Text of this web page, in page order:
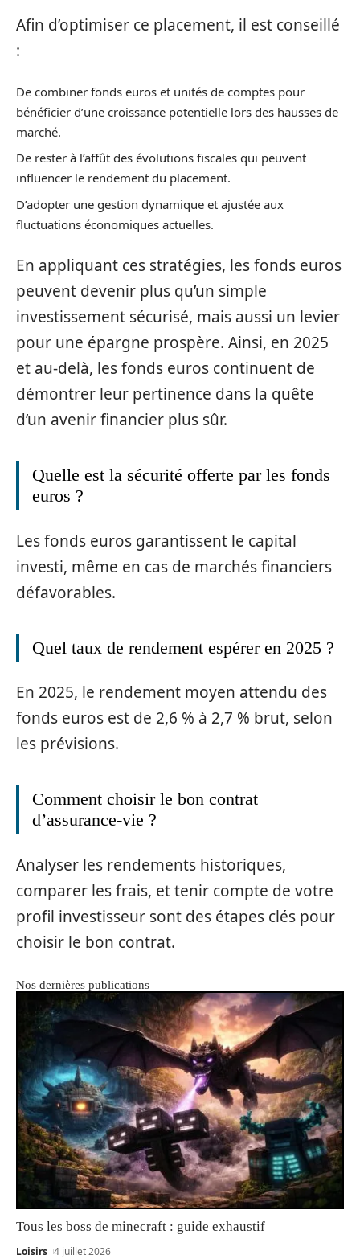
Afin d’optimiser ce placement, il est conseillé
:
De combiner fonds euros et unités de comptes pour
bénéficier d’une croissance potentielle lors des hausses de
marché.
De rester à l’affût des évolutions fiscales qui peuvent
influencer le rendement du placement.
D’adopter une gestion dynamique et ajustée aux
fluctuations économiques actuelles.
En appliquant ces stratégies, les fonds euros
peuvent devenir plus qu’un simple
investissement sécurisé, mais aussi un levier
pour une épargne prospère. Ainsi, en 2025
et au-delà, les fonds euros continuent de
démontrer leur pertinence dans la quête
d’un avenir financier plus sûr.
Quelle est la sécurité offerte par les fonds
euros ?
Les fonds euros garantissent le capital
investi, même en cas de marchés financiers
défavorables.
Quel taux de rendement espérer en 2025 ?
En 2025, le rendement moyen attendu des
fonds euros est de 2,6 % à 2,7 % brut, selon
les prévisions.
Comment choisir le bon contrat
d’assurance-vie ?
Analyser les rendements historiques,
comparer les frais, et tenir compte de votre
profil investisseur sont des étapes clés pour
choisir le bon contrat.
Nos dernières publications
Tous les boss de minecraft : guide exhaustif
Loisirs 4 juillet 2026